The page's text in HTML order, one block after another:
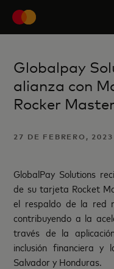
Globalpay
alianza con
Rocker
27 DE FEBRERO, 2023
GlobalPay Solutions
de su tarjeta Rocket
el respaldo de la red
contribuyendo a la
través de la
inclusión financiera y
Salvador y Honduras.